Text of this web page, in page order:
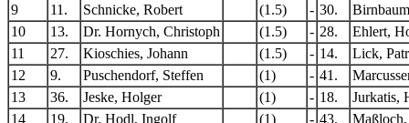
9
11. Schnicke, Robert (1.5) - 30.
10
13. Dr. Hornych, Christoph (1.5) - 28.
Ehlert,
11
27. Kioschies, Johann (1.5) - 14.
Lick,
12
9. Puschendorf, Steffen (1) - 41.
13
36. Jeske, Holger (1) - 18.
Jurkatis,
14
19. Dr. Hodl, Ingolf (1) - 43.